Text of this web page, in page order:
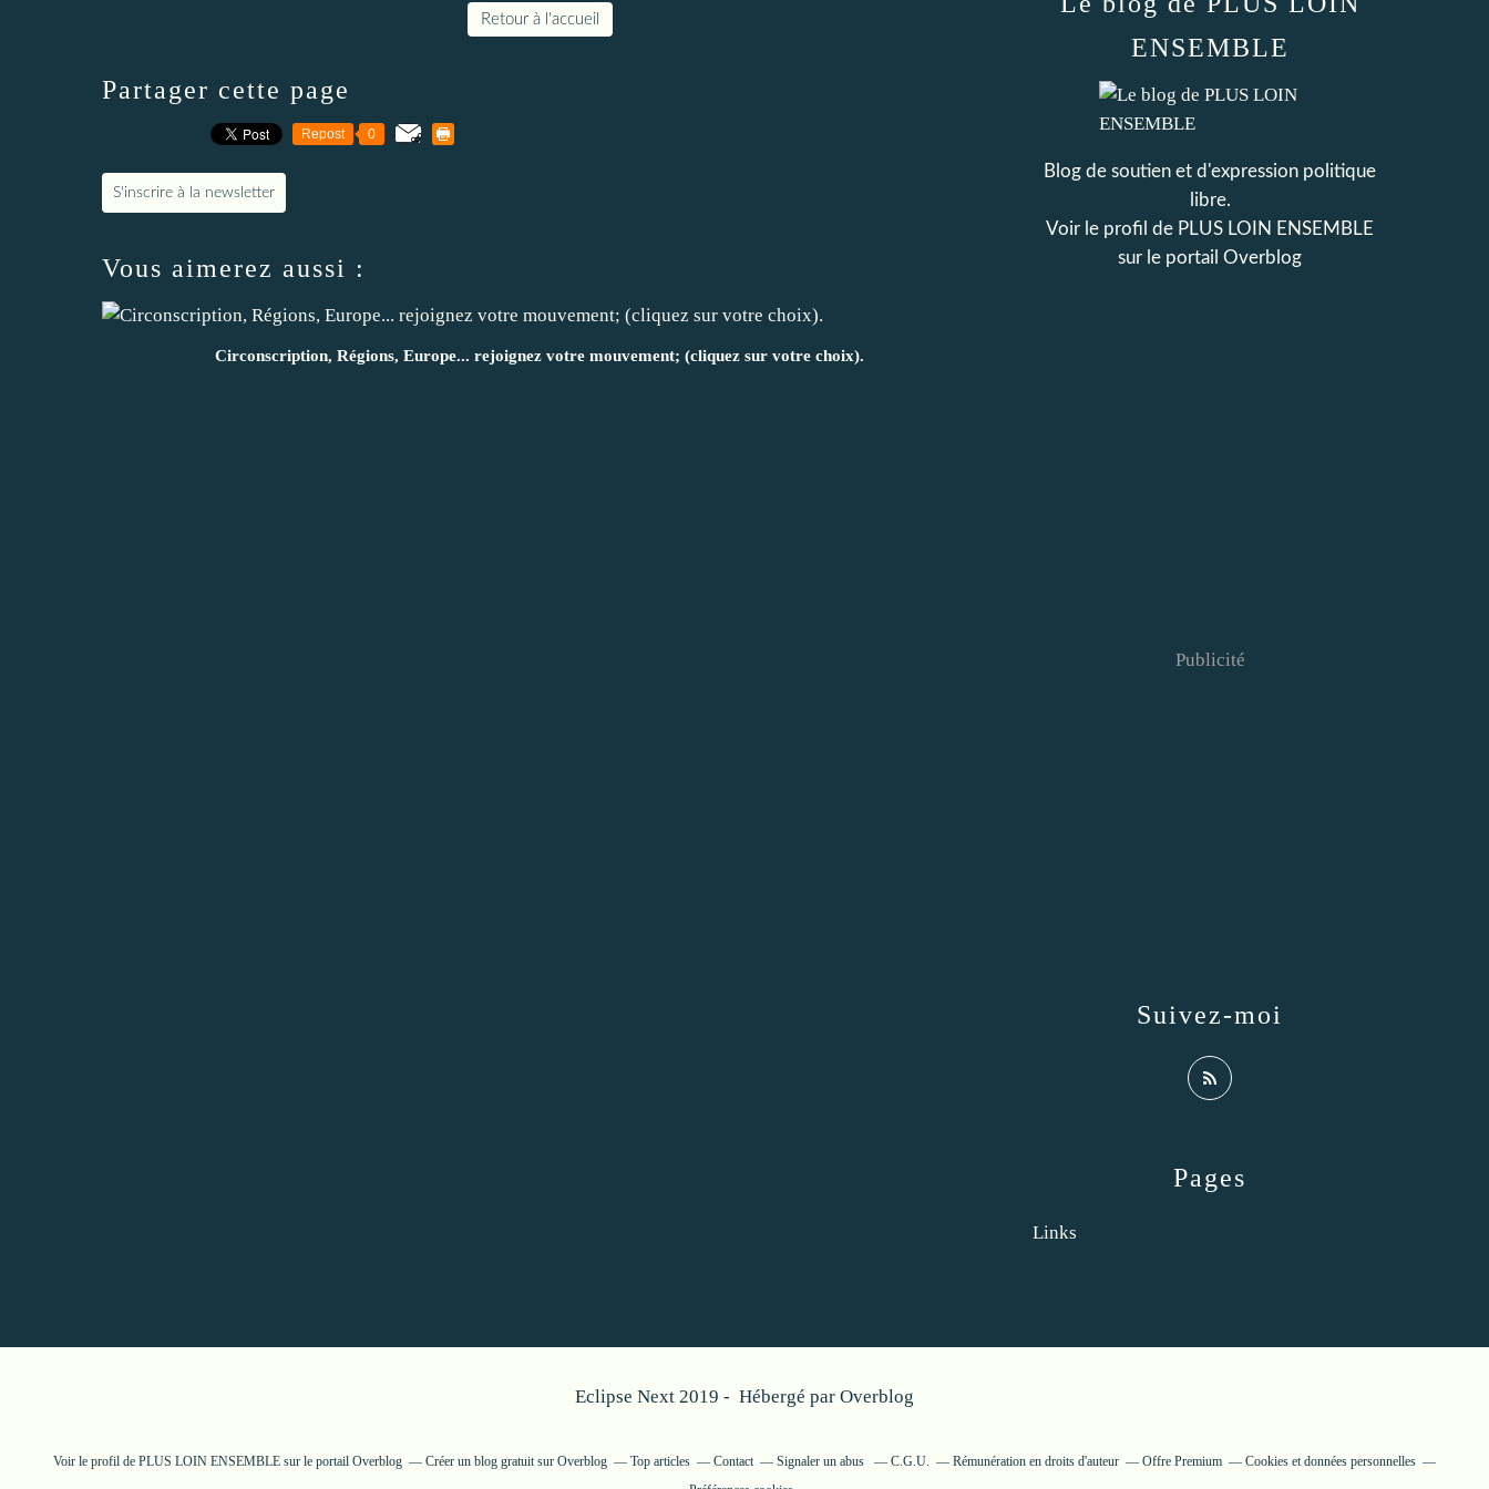
Retour à l'accueil
Partager cette page
Repost 0
S'inscrire à la newsletter
Vous aimerez aussi :
Circonscription, Régions, Europe... rejoignez votre mouvement; (cliquez sur votre choix).
Pages
Links
ENSEMBLE
Blog de soutien et d'expression politique
libre.
Voir le profil de PLUS LOIN ENSEMBLE
sur le portail Overblog
Suivez-moi
Publicité
Eclipse Next 2019 - Hébergé par Overblog
Voir le profil de PLUS LOIN ENSEMBLE sur le portail Overblog Créer un blog gratuit sur Overblog Top articles Contact Signaler un abus C.G.U. Rémunération en droits d'auteur Offre Premium
Cookies et données personnelles